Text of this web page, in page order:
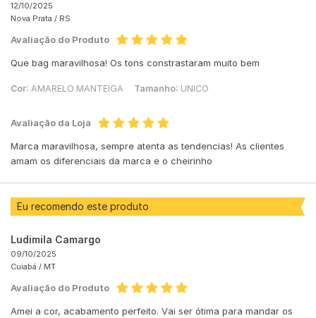
12/10/2025
Nova Prata / RS
Avaliação do Produto
Que bag maravilhosa! Os tons constrastaram muito bem
Cor: AMARELO MANTEIGA Tamanho: UNICO
Avaliação da Loja
Marca maravilhosa, sempre atenta as tendencias! As clientes
amam os diferenciais da marca e o cheirinho
Eu recomendo este produto
Ludimila Camargo
09/10/2025
Cuiabá / MT
Avaliação do Produto
Amei a cor, acabamento perfeito. Vai ser ótima para mandar os